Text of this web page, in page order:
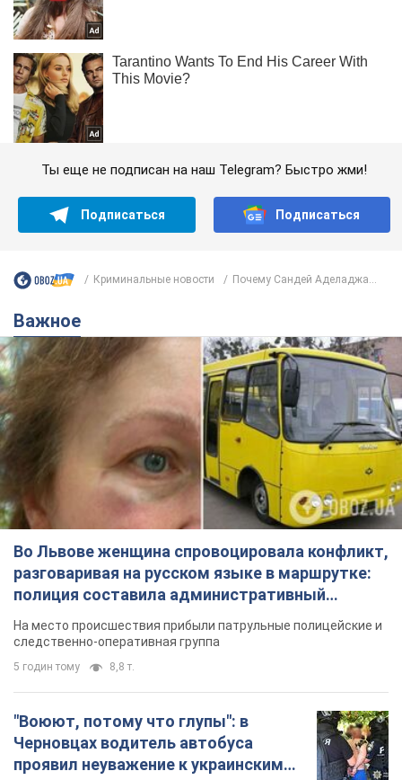
Ты еще не подписан на наш Telegram? Быстро жми!
Подписаться Подписаться
Криминальные новости Почему Сандей Аделаджа...
Важное
Во Львове женщина спровоцировала конфликт,
разговаривая на русском языке в маршрутке:
полиция составила административный
протокол. Видео
На место происшествия прибыли патрульные полицейские и
следственно-оперативная группа
5 годин тому 8,8 т.
"Воюют, потому что глупы": в
Черновцах водитель автобуса
проявил неуважение к украинским